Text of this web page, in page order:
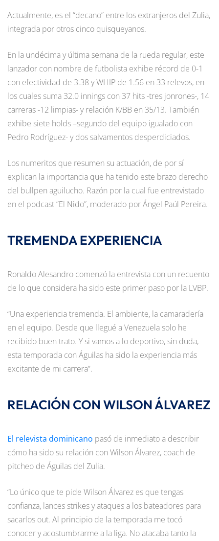
Actualmente, es el “decano” entre los extranjeros del Zulia,
integrada por otros cinco quisqueyanos.
En la undécima y última semana de la rueda regular, este
lanzador con nombre de futbolista exhibe récord de 0-1
con efectividad de 3.38 y WHIP de 1.56 en 33 relevos, en
los cuales suma 32.0 innings con 37 hits -tres jonrones-, 14
carreras -12 limpias- y relación K/BB en 35/13. También
exhibe siete holds –segundo del equipo igualado con
Pedro Rodríguez- y dos salvamentos desperdiciados.
Los numeritos que resumen su actuación, de por sí
explican la importancia que ha tenido este brazo derecho
del bullpen aguilucho. Razón por la cual fue entrevistado
en el podcast “El Nido”, moderado por Ángel Paúl Pereira.
TREMENDA EXPERIENCIA
Ronaldo Alesandro comenzó la entrevista con un recuento
de lo que considera ha sido este primer paso por la LVBP.
“Una experiencia tremenda. El ambiente, la camaradería
en el equipo. Desde que llegué a Venezuela solo he
recibido buen trato. Y si vamos a lo deportivo, sin duda,
esta temporada con Águilas ha sido la experiencia más
excitante de mi carrera”.
RELACIÓN CON WILSON ÁLVAREZ
El relevista dominicano pasó de inmediato a describir
cómo ha sido su relación con Wilson Álvarez, coach de
pitcheo de Águilas del Zulia.
“Lo único que te pide Wilson Álvarez es que tengas
confianza, lances strikes y ataques a los bateadores para
sacarlos out. Al principio de la temporada me tocó
conocer y acostumbrarme a la liga. No atacaba tanto la